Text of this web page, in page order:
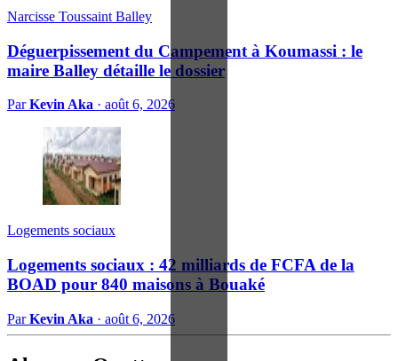
Narcisse Toussaint Balley
Déguerpissement du Campement à Koumassi : le
maire Balley détaille le dossier
ParKevin Aka · août 6, 2026
Logements sociaux
Logements sociaux : 42 milliards de FCFA de la
BOAD pour 840 maisons à Bouaké
ParKevin Aka · août 6, 2026